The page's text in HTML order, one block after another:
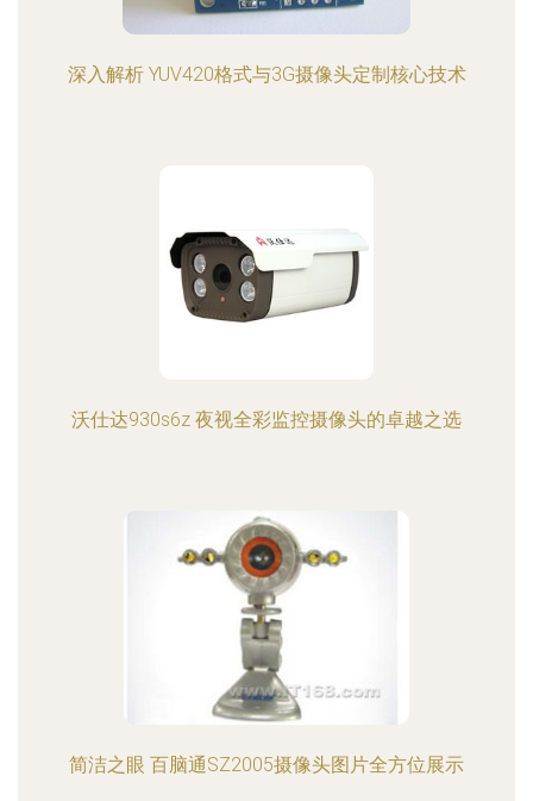
深入解析 YUV420格式与3G摄像头定制核心技术
沃仕达930s6z 夜视全彩监控摄像头的卓越之选
简洁之眼 百脑通SZ2005摄像头图片全方位展示